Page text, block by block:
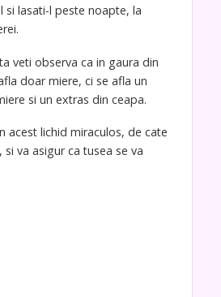
si lasati-l peste noapte, la
veti observa ca in gaura din
doar miere, ci se afla un
si un extras din ceapa.
acest lichid miraculos, de cate
va asigur ca tusea se va